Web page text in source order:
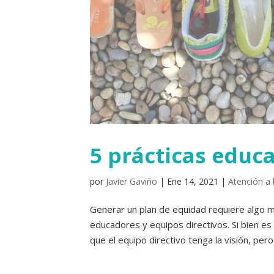
5 prácticas
por Javier Gaviño | Ene 14, 2021 | Atención a
Generar un plan de equidad requiere algo
educadores y equipos directivos. Si bien
que el equipo directivo tenga la visión,